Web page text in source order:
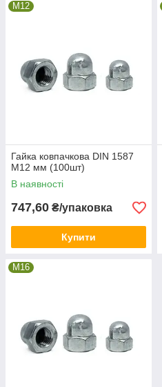
М12
Гайка ковпачкова DIN 1587
М12 мм (100шт)
В наявності
747,60 ₴/упаковка
Купити
М16